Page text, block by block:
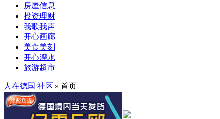
房屋信息
投资理财
我歌我声
开心画廊
美食美刻
开心灌水
旅游超市
人在德国 社区 » 首页